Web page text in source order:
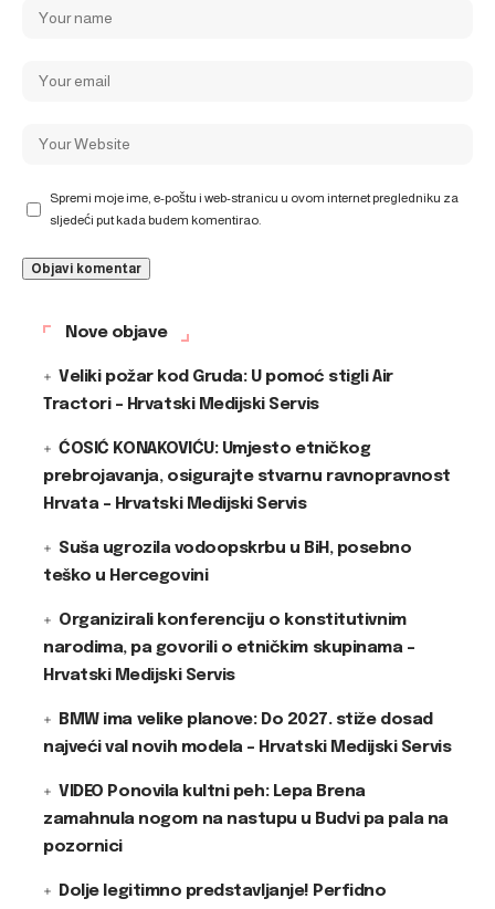
Spremi moje ime, e-poštu i web-stranicu u ovom internet pregledniku za
sljedeći put kada budem komentirao.
Nove objave
Veliki požar kod Gruda: U pomoć stigli Air
Tractori – Hrvatski Medijski Servis
ĆOSIĆ KONAKOVIĆU: Umjesto etničkog
prebrojavanja, osigurajte stvarnu ravnopravnost
Hrvata – Hrvatski Medijski Servis
Suša ugrozila vodoopskrbu u BiH, posebno
teško u Hercegovini
Organizirali konferenciju o konstitutivnim
narodima, pa govorili o etničkim skupinama –
Hrvatski Medijski Servis
BMW ima velike planove: Do 2027. stiže dosad
najveći val novih modela – Hrvatski Medijski Servis
VIDEO Ponovila kultni peh: Lepa Brena
zamahnula nogom na nastupu u Budvi pa pala na
pozornici
Dolje legitimno predstavljanje! Perfidno